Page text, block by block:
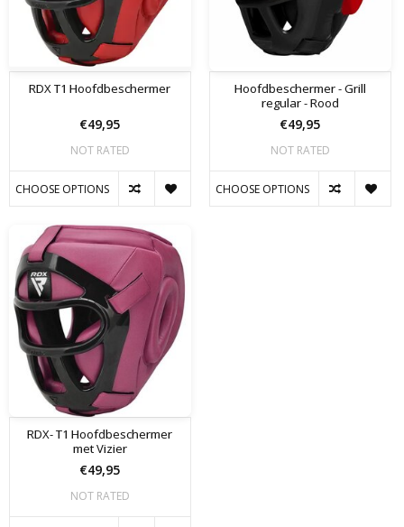
RDX T1 Hoofdbeschermer
€49,95
NOT RATED
CHOOSE OPTIONS
Hoofdbeschermer - Grill
regular - Rood
€49,95
NOT RATED
CHOOSE OPTIONS
RDX- T1 Hoofdbeschermer
met Vizier
€49,95
NOT RATED